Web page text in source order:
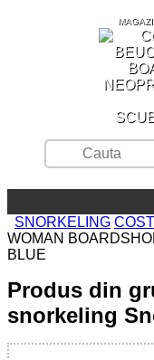
SNORKELING
WOMAN
BLUE
Produs din
snorkeling